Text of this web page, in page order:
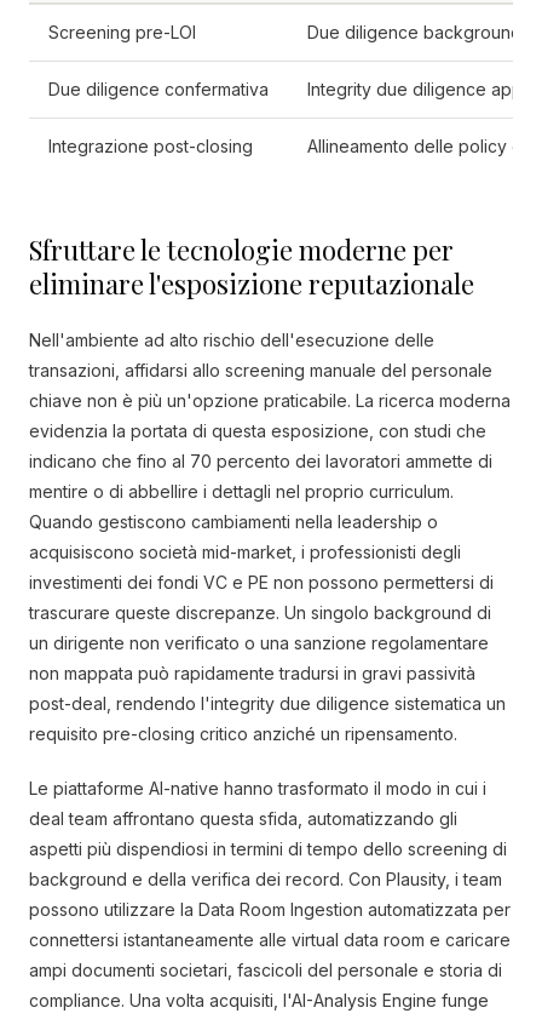
Screening pre-LOI Due diligence background
Due diligence confermativa Integrity due diligence
Integrazione post-closing Allineamento delle policy di
Sfruttare le tecnologie moderne per
eliminare l'esposizione reputazionale
Nell'ambiente ad alto rischio dell'esecuzione delle
transazioni, affidarsi allo screening manuale del personale
chiave non è più un'opzione praticabile. La ricerca moderna
evidenzia la portata di questa esposizione, con studi che
indicano che fino al 70 percento dei lavoratori ammette di
mentire o di abbellire i dettagli nel proprio curriculum.
Quando gestiscono cambiamenti nella leadership o
acquisiscono società mid-market, i professionisti degli
investimenti dei fondi VC e PE non possono permettersi di
trascurare queste discrepanze. Un singolo background di
un dirigente non verificato o una sanzione regolamentare
non mappata può rapidamente tradursi in gravi passività
post-deal, rendendo l'integrity due diligence sistematica un
requisito pre-closing critico anziché un ripensamento.
Le piattaforme AI-native hanno trasformato il modo in cui i
deal team affrontano questa sfida, automatizzando gli
aspetti più dispendiosi in termini di tempo dello screening di
background e della verifica dei record. Con Plausity, i team
possono utilizzare la Data Room Ingestion automatizzata per
connettersi istantaneamente alle virtual data room e caricare
ampi documenti societari, fascicoli del personale e storia di
compliance. Una volta acquisiti, l'AI-Analysis Engine funge